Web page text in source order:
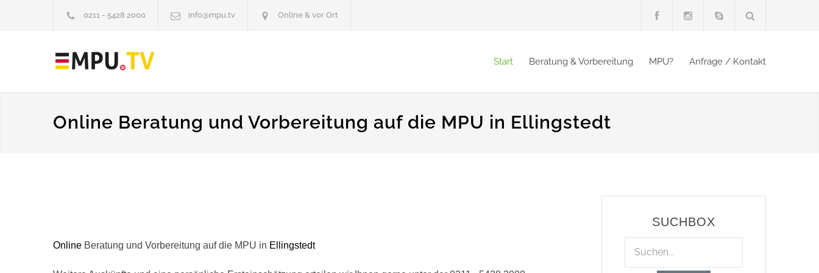
0211 - 5428 2000 info@mpu.tv Online & vor Ort
Start Beratung & Vorbereitung MPU? Anfrage / Kontakt
Online Beratung und Vorbereitung auf die MPU in Ellingstedt
Online Beratung und Vorbereitung auf die MPU in Ellingstedt
SUCHBOX